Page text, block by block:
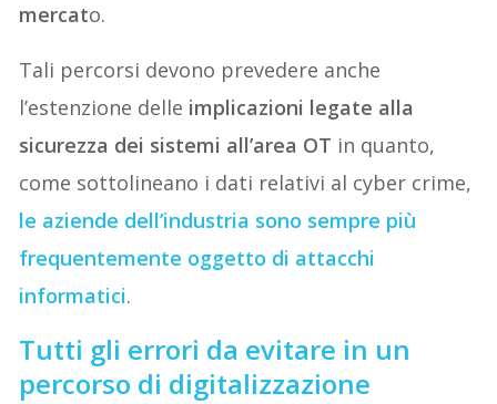
mercato.
Tali percorsi devono prevedere anche
l’estenzione delle implicazioni legate alla
sicurezza dei sistemi all’area OT in quanto,
come sottolineano i dati relativi al cyber crime,
le aziende dell’industria sono sempre più
frequentemente oggetto di attacchi
informatici.
Tutti gli errori da evitare in un
percorso di digitalizzazione